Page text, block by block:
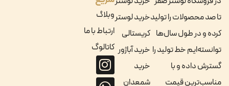
تا صد محصولات را تولید
کرده و در طول سال‌ها
توانسته‌ایم خط تولید را
گسترش داده و با
مناسب‌ترین قیمت
خرید لوستر
کریستالی
خرید آباژور
خرید
شمعدان
وبلاگ
ارتباط با ما
کاتالوگ